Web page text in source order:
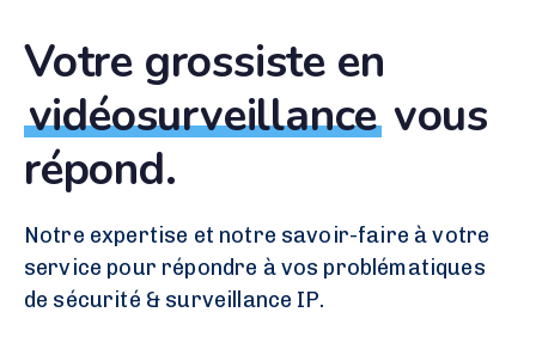
Votre grossiste en
vidéosurveillancevous
répond.
Notre expertise et notre savoir-faire à votre
service pour répondre à vos problématiques
de sécurité & surveillance IP.